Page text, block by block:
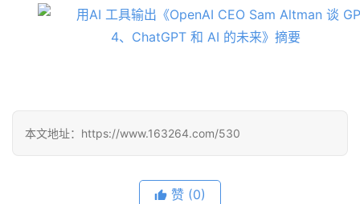
you’re giving them time of day and it’s like that
was the level of like
of people s
本文地址：https://www.163264.com/530
赞 (0)